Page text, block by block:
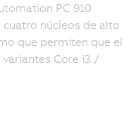
PC 910
núcleos de alto
que permiten que el
variantes Core i3 /